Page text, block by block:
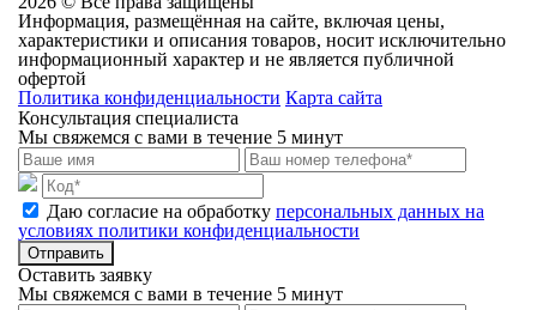
Информация, размещённая на сайте, включая цены,
характеристики и описания товаров, носит исключительно
информационный характер и не является публичной
офертой
Политика конфиденциальности Карта сайта
Консультация специалиста
Мы свяжемся с вами в течение 5 минут
Даю согласие на обработку персональных данных на
условиях политики конфиденциальности
Отправить
Оставить заявку
Мы свяжемся с вами в течение 5 минут